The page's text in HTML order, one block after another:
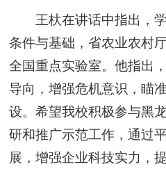
王杕在讲话中指出，
条件与基础，省农业农村
全国重点实验室。他指出
导向，增强危机意识，瞄
设。希望我校积极参与黑
研和推广示范工作，通过
展，增强企业科技实力，